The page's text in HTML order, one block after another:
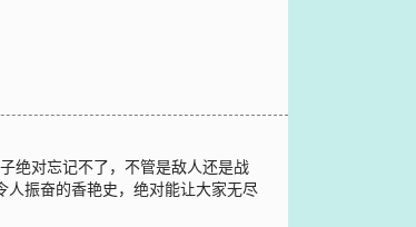
绝对忘记不了，不管是敌人还是战
振奋的香艳史，绝对能让大家无尽